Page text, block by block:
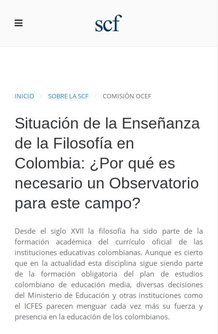
INICIO SOBRE LA SCF COMISIÓN OCEF
Situación de la Enseñanza
de la Filosofía en
Colombia: ¿Por qué es
necesario un Observatorio
para este campo?
Desde el siglo XVII la filosofía ha sido parte de la
formación académica del currículo oficial de las
instituciones educativas colombianas. Aunque es cierto
que en la actualidad esta disciplina sigue siendo parte
de la formación obligatoria del plan de estudios
colombiano de educación media, diversas decisiones
del Ministerio de Educación y otras instituciones como
el ICFES parecen menguar cada vez más su fuerza y
presencia en la educación de los colombianos.